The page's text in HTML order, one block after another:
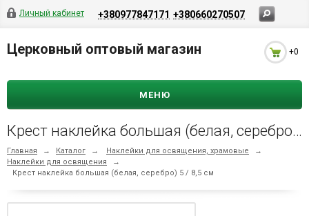
Личный кабинет +380977847171 +380660270507
Церковный оптовый магазин +0
МЕНЮ
Крест наклейка большая (белая, серебро) 5 / 8,5 см
Главная → Каталог → Наклейки для освящения, храмовые
→
Наклейки для освящения
→
Крест наклейка большая (белая, серебро) 5 / 8,5 см